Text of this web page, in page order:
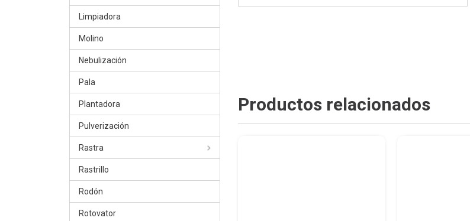
Limpiadora
Molino
Nebulización
Pala
Plantadora
Pulverización
Rastra
Rastrillo
Rodón
Rotovator
Productos relacionados